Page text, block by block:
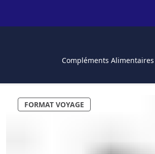
Compléments Alimentaires
FORMAT VOYAGE